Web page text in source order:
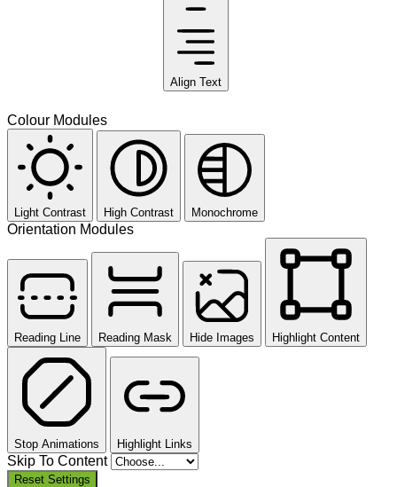
Align Text
Colour Modules
Light Contrast High Contrast Monochrome
Orientation Modules
Reading Line Reading Mask Hide Images Highlight Content
Stop Animations Highlight Links
Skip To Content
Reset Settings